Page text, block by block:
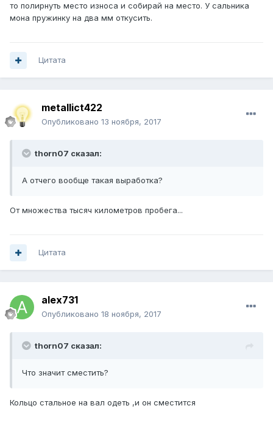
то полирнуть место износа и собирай на место. У сальника
мона пружинку на два мм откусить.
Цитата
metallict422
Опубликовано 13 ноября, 2017
thorn07 сказал:
А отчего вообще такая выработка?
От множества тысяч километров пробега...
Цитата
alex731
Опубликовано 18 ноября, 2017
thorn07 сказал:
Что значит сместить?
Кольцо стальное на вал одеть ,и он сместится